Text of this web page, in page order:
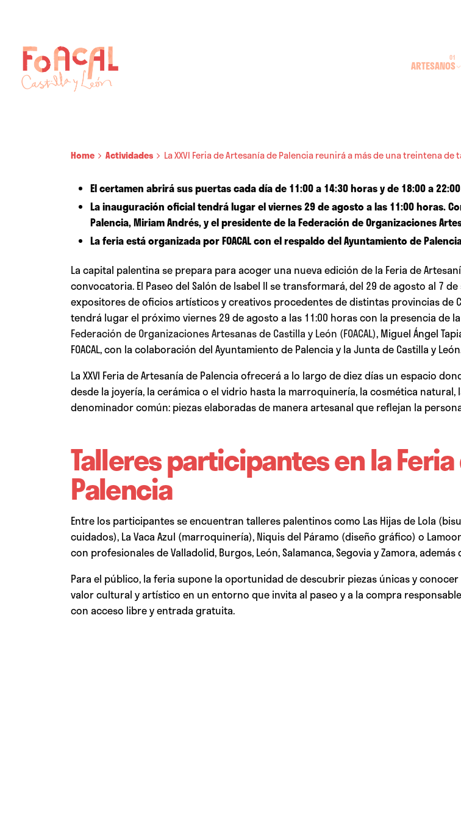
ARTESANOS
Home Actividades La XXVI Feria de Artesanía de Palencia reunirá a más de una treintena de
El certamen abrirá sus puertas cada día de 11:00 a 14:30 horas y de 18:00 a
La inauguración oficial tendrá lugar el viernes 29 de agosto a las 11:00 horas.
Palencia, Miriam Andrés, y el presidente de la Federación de Organizaciones
La feria está organizada por FOACAL con el respaldo del Ayuntamiento de
La capital palentina se prepara para acoger una nueva edición de la Feria de
convocatoria. El Paseo del Salón de Isabel II se transformará, del 29 de agosto al 7
expositores de oficios artísticos y creativos procedentes de distintas provincias de
tendrá lugar el próximo viernes 29 de agosto a las 11:00 horas con la presencia de
Federación de Organizaciones Artesanas de Castilla y León (FOACAL), Miguel Ángel
FOACAL, con la colaboración del Ayuntamiento de Palencia y la Junta de Castilla y
La XXVI Feria de Artesanía de Palencia ofrecerá a lo largo de diez días un espacio
desde la joyería, la cerámica o el vidrio hasta la marroquinería, la cosmética
denominador común: piezas elaboradas de manera artesanal que reflejan la
Talleres participantes en la
Palencia
Entre los participantes se encuentran talleres palentinos como Las Hijas de Lola
cuidados), La Vaca Azul (marroquinería), Niquis del Páramo (diseño gráfico) o
con profesionales de Valladolid, Burgos, León, Salamanca, Segovia y Zamora,
Para el público, la feria supone la oportunidad de descubrir piezas únicas y
valor cultural y artístico en un entorno que invita al paseo y a la compra
con acceso libre y entrada gratuita.